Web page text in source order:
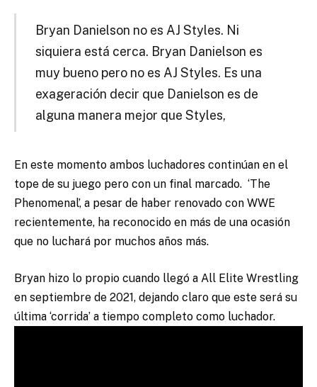
Bryan Danielson no es AJ Styles. Ni
siquiera está cerca. Bryan Danielson es
muy bueno pero no es AJ Styles. Es una
exageración decir que Danielson es de
alguna manera mejor que Styles,
En este momento ambos luchadores continúan en el
tope de su juego pero con un final marcado. ‘The
Phenomenal’, a pesar de haber renovado con WWE
recientemente, ha reconocido en más de una ocasión
que no luchará por muchos años más.
Bryan hizo lo propio cuando llegó a All Elite Wrestling
en septiembre de 2021, dejando claro que este será su
última ‘corrida’ a tiempo completo como luchador.